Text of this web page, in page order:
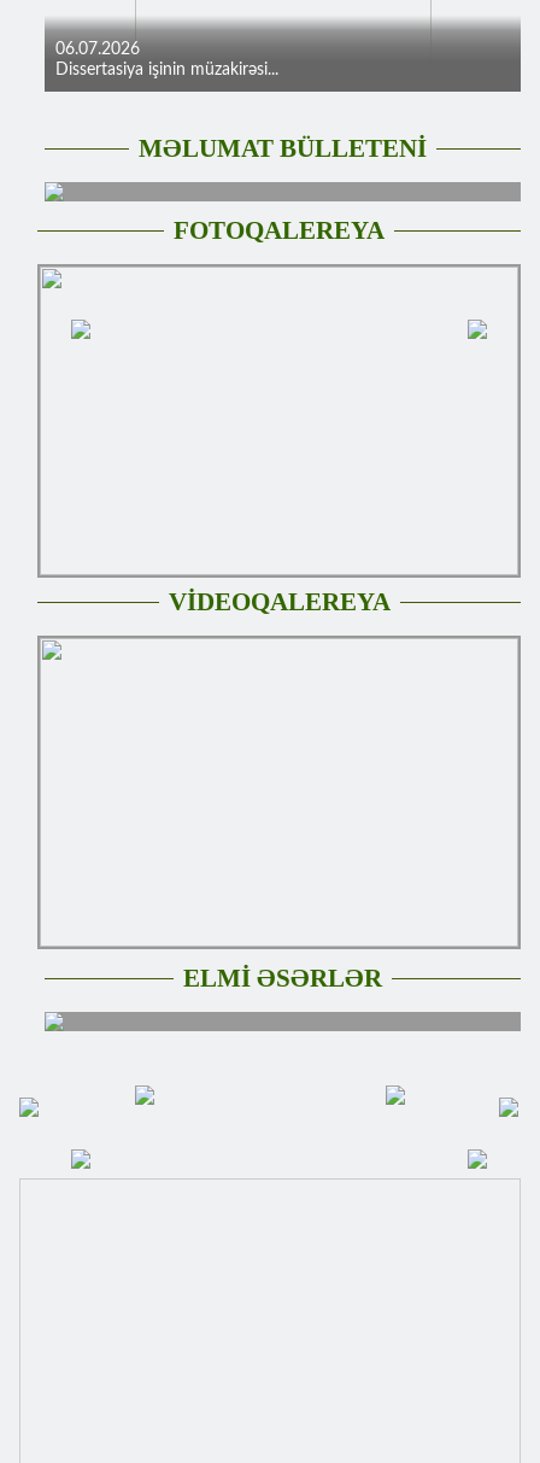
06.07.2026
Dissertasiya işinin müzakirəsi...
MƏLUMAT BÜLLETENİ
FOTOQALEREYA
VİDEOQALEREYA
ELMİ ƏSƏRLƏR